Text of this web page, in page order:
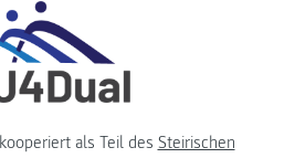
als Teil des Steirischen